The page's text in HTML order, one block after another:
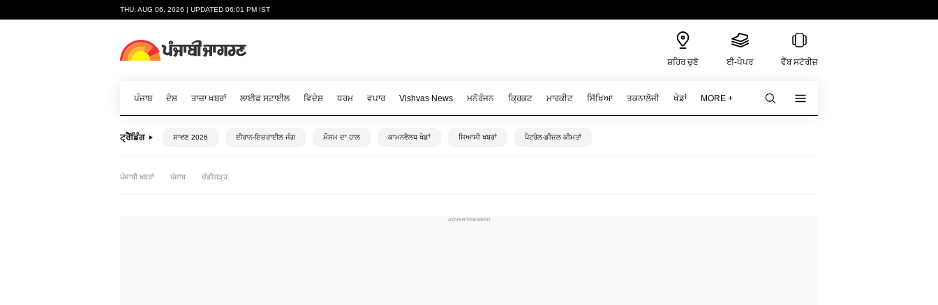
THU, AUG 06, 2026 | UPDATED 06:01 PM IST
ਸ਼ਹਿਰ ਚੁਣੋ ਈ-ਪੇਪਰ ਵੈੱਬ ਸਟੋਰੀਜ਼
ਪੰਜਾਬ ਦੇਸ਼ ਤਾਜ਼ਾ ਖ਼ਬਰਾਂ ਲਾਈਫ ਸਟਾਈਲ ਵਿਦੇਸ਼ ਧਰਮ ਵਪਾਰ Vishvas News ਮਨੋਰੰਜਨ ਕ੍ਰਿਕਟ ਮਾਰਕੀਟ ਸਿੱਖਿਆ ਤਕਨਾਲੋਜੀ ਖੇਡਾਂ MORE +
ਟ੍ਰੈਂਡਿੰਗ ਸਾਵਣ 2026 ਈਰਾਨ-ਇਜ਼ਰਾਈਲ ਜੰਗ ਮੌਸਮ ਦਾ ਹਾਲ ਕਾਮਨਵੈਲਥ ਖੇਡਾਂ ਸਿਆਸੀ ਖਬਰਾਂ ਪੈਟਰੋਲ-ਡੀਜ਼ਲ ਕੀਮਤਾਂ
ਪੰਜਾਬੀ ਖ਼ਬਰਾਂ ਪੰਜਾਬ ਚੰਡੀਗੜ੍ਹ